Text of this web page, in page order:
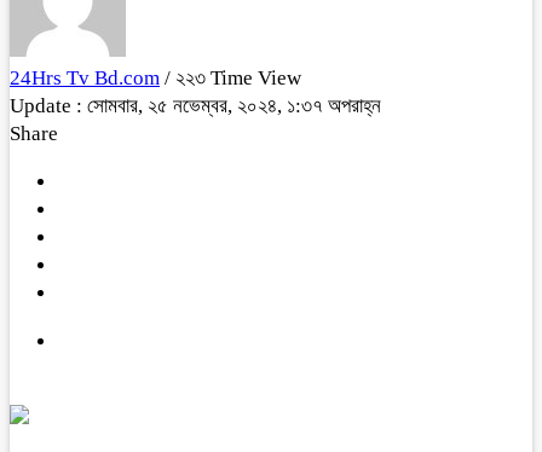
24Hrs Tv Bd.com / ২২৩ Time View
Update : সোমবার, ২৫ নভেম্বর, ২০২৪, ১:৩৭ অপরাহ্ন
Share